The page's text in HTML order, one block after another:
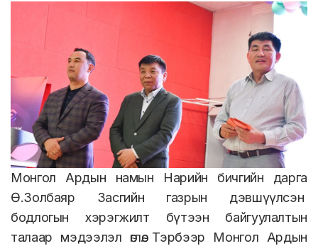
Монгол Ардын намын Нарийн бичгийн дарга
Ө.Золбаяр Засгийн газрын дэвшүүлсэн
бодлогын хэрэгжилт бүтээн байгуулалтын
талаар мэдээлэл өглөө. Тэрбээр Монгол Ардын